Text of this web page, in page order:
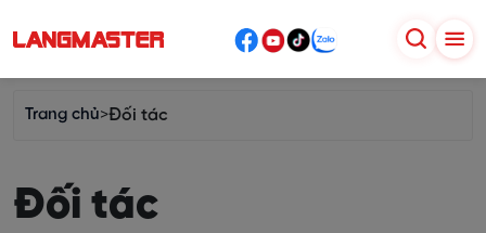
Trang chủ>Đối tác
Đối tác